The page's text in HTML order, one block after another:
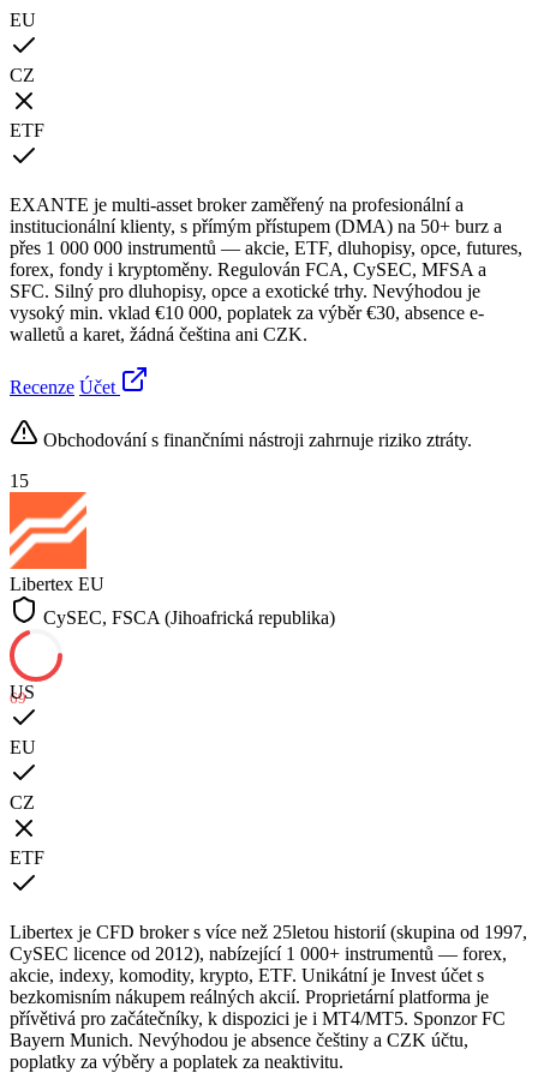
EU
CZ
ETF
EXANTE je multi-asset broker zaměřený na profesionální a
institucionální klienty, s přímým přístupem (DMA) na 50+ burz a
přes 1 000 000 instrumentů — akcie, ETF, dluhopisy, opce, futures,
forex, fondy i kryptoměny. Regulován FCA, CySEC, MFSA a
SFC. Silný pro dluhopisy, opce a exotické trhy. Nevýhodou je
vysoký min. vklad €10 000, poplatek za výběr €30, absence e-
walletů a karet, žádná čeština ani CZK.
Recenze Účet
Obchodování s finančními nástroji zahrnuje riziko ztráty.
15
Libertex EU
CySEC, FSCA (Jihoafrická republika)
69
US
EU
CZ
ETF
Libertex je CFD broker s více než 25letou historií (skupina od 1997,
CySEC licence od 2012), nabízející 1 000+ instrumentů — forex,
akcie, indexy, komodity, krypto, ETF. Unikátní je Invest účet s
bezkomisním nákupem reálných akcií. Proprietární platforma je
přívětivá pro začátečníky, k dispozici je i MT4/MT5. Sponzor FC
Bayern Munich. Nevýhodou je absence češtiny a CZK účtu,
poplatky za výběry a poplatek za neaktivitu.